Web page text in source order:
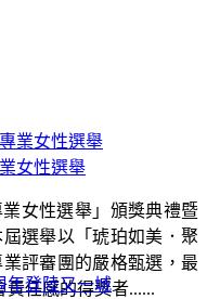
女性選舉
女性選舉」頒獎典禮暨
選舉以「琥珀如美．聚
評審團的嚴格甄選，最
任感的得獎者......